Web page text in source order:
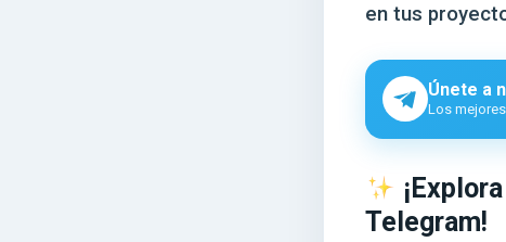
en tus
Únete a
Los
Telegram!